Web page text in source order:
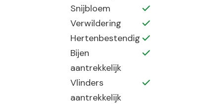
Snijbloem
Verwildering
Hertenbestendig
Bijen
aantrekkelijk
Vlinders
aantrekkelijk